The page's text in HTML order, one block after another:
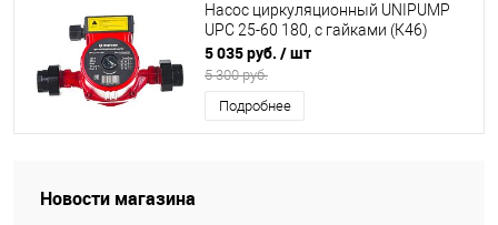
Насос циркуляционный UNIPUMP
UPC 25-60 180, с гайками (К46)
5 035 руб. / шт
5 300 руб.
Подробнее
Новости магазина